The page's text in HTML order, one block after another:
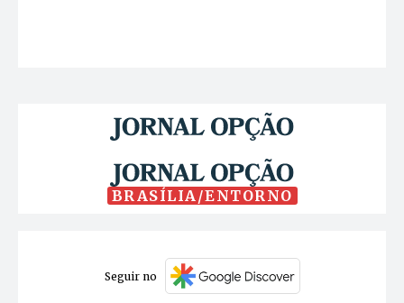
BRASÍLIA/ENTORNO
Seguir no